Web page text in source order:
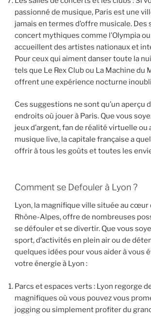
passionné de musique, Paris est une
jamais en termes d’offre musicale. Des
concert mythiques comme l’Olympia
accueillent des artistes nationaux et
Pour ceux qui aiment danser toute la
tels que Le Rex Club ou La Machine du
offrent une expérience nocturne
Ces suggestions ne sont qu’un aperçu
endroits où jouer à Paris. Que vous
jeux d’argent, fan de réalité virtuelle ou
musique live, la capitale française a
offrir à tous les goûts et toutes les
Comment se Defouler à Lyon ?
Lyon, la magnifique ville située au cœur
Rhône-Alpes, offre de nombreuses
se défouler et se divertir. Que vous
sport, d’activités en plein air ou de
quelques idées pour vous aider à vous
votre énergie à Lyon :
Parcs et espaces verts : Lyon regorge
magnifiques où vous pouvez vous
jogging ou simplement profiter du